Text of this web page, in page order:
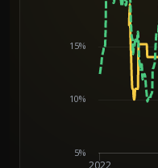
2022
5%
10%
15%